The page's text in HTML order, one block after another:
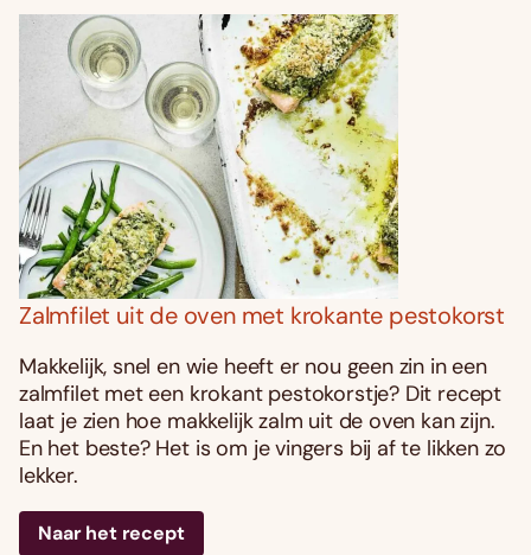
Zalmfilet uit de oven met krokante pestokorst
Makkelijk, snel en wie heeft er nou geen zin in een
zalmfilet met een krokant pestokorstje? Dit recept
laat je zien hoe makkelijk zalm uit de oven kan zijn.
En het beste? Het is om je vingers bij af te likken zo
lekker.
Naar het recept